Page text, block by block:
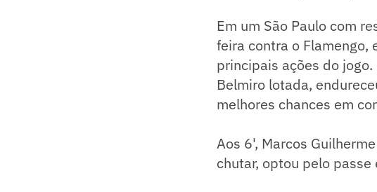
Em um São Paulo com
feira contra o Flamengo,
principais ações do
Belmiro lotada,
melhores chances em
Aos 6', Marcos
chutar, optou pelo